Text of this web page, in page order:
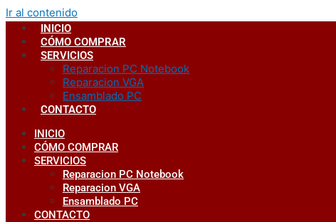
Ir al contenido
INICIO
CÓMO COMPRAR
SERVICIOS
Reparacion PC Notebook
Reparacion VGA
Ensamblado PC
CONTACTO
INICIO
CÓMO COMPRAR
SERVICIOS
Reparacion PC Notebook
Reparacion VGA
Ensamblado PC
CONTACTO